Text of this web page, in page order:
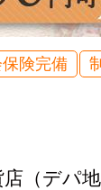
最大390円
1
686-2
1
険完備
（デパ